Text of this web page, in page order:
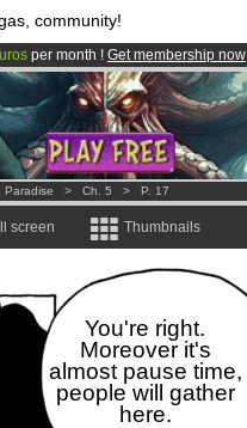
community!
per month ! Get membership now
comics & mangas!.
Paradise > Ch. 5 > P. 17
screen Thumbnails
You're right.
Moreover it's
almost pause time,
people will gather
here.